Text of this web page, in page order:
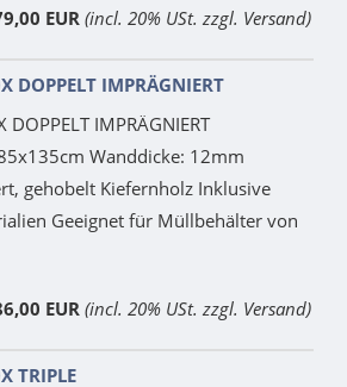
EUR (incl. 20% USt. zzgl. Versand)
DOPPELT IMPRÄGNIERT
DOPPELT IMPRÄGNIERT
Wanddicke: 12mm
gehobelt Kiefernholz Inklusive
Geeignet für Müllbehälter von
EUR (incl. 20% USt. zzgl. Versand)
TRIPLE